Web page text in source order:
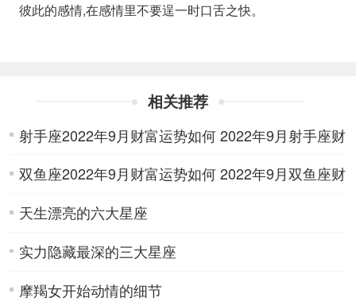
彼此的感情,在感情里不要逞一时口舌之快。
相关推荐
射手座2022年9月财富运势如何 2022年9月射手座财
富运势详解
双鱼座2022年9月财富运势如何 2022年9月双鱼座财
富运势详解
天生漂亮的六大星座
实力隐藏最深的三大星座
摩羯女开始动情的细节